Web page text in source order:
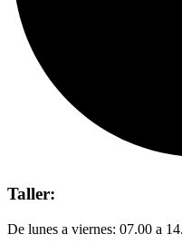
Taller:
De lunes a viernes: 07.00 a